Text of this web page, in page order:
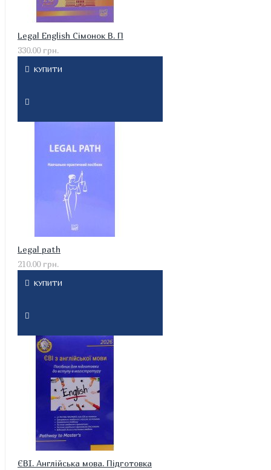
Legal English Сімонок В. П
330.00 грн.
КУПИТИ
Legal path
210.00 грн.
КУПИТИ
ЄВІ. Англійська мова. Підготовка